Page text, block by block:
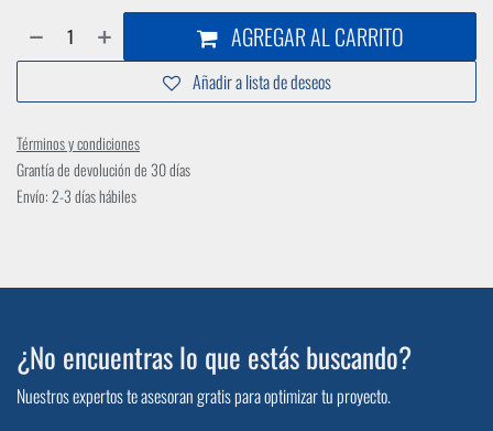
AGREGAR AL CARRITO
Añadir a lista de deseos
Términos y condiciones
Grantía de devolución de 30 días
Envío: 2-3 días hábiles
¿No encuentras lo que estás buscando?
Nuestros expertos te asesoran gratis para optimizar tu proyecto.